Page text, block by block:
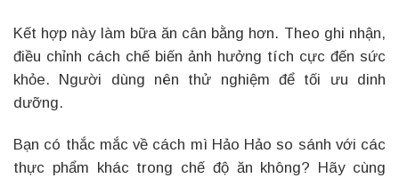
Kết hợp này làm bữa ăn cân bằng hơn. Theo ghi nhận,
điều chỉnh cách chế biến ảnh hưởng tích cực đến sức
khỏe. Người dùng nên thử nghiệm để tối ưu dinh
dưỡng.
Bạn có thắc mắc về cách mì Hảo Hảo so sánh với các
thực phẩm khác trong chế độ ăn không? Hãy cùng